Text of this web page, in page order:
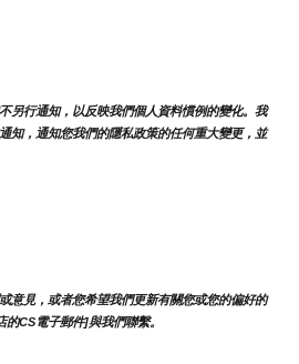
另行通知，以反映我們個人資料慣例的變化。我
知，通知您我們的隱私政策的任何重大變更，並
意見，或者您希望我們更新有關您或您的偏好的
CS電子郵件]與我們聯繫。